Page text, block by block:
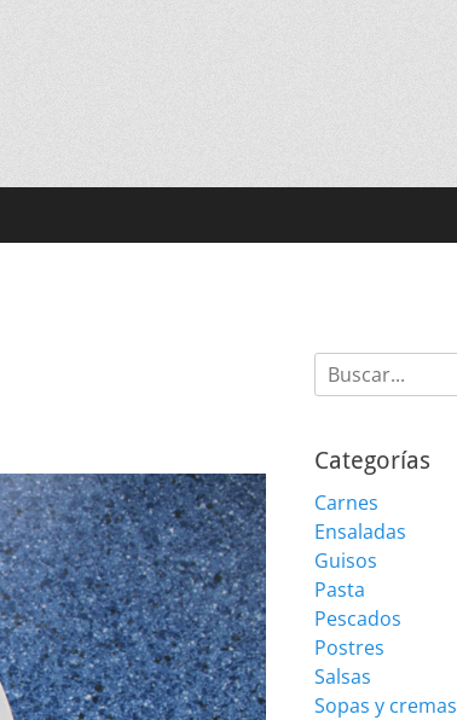
Buscar:
Categorías
Carnes
Ensaladas
Guisos
Pasta
Pescados
Postres
Salsas
Sopas y cremas